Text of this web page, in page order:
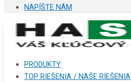
NAPÍŠTE NÁM
PRODUKTY
TOP RIEŠENIA / NAŠE RIEŠENIA